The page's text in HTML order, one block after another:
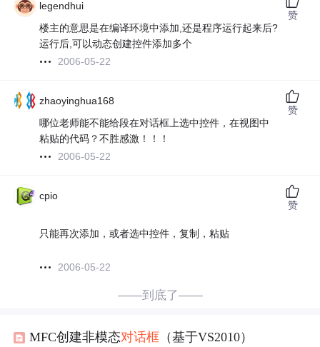
legendhui
楼主的意思是在编译环境中添加,还是程序运行起来后?
运行后,可以动态创建控件添加多个
2006-05-22
赞
zhaoyinghua168
哪位老师能不能给段在对话框上选中控件，在视图中
粘贴的代码？不胜感激！！！
2006-05-22
赞
cpio
只能再次添加，或者选中控件，复制，粘贴
2006-05-22
赞
——到底了——
MFC创建非模态对话框 （基于VS2010）